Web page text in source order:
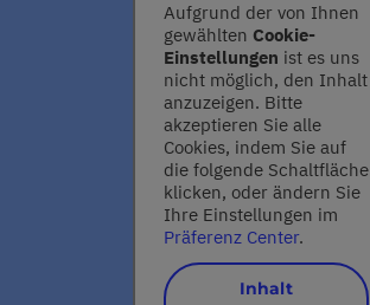
Aufgrund der von Ihnen
gewählten Cookie-
Einstellungen ist es uns
nicht möglich, den Inhalt
anzuzeigen. Bitte
akzeptieren Sie alle
Cookies, indem Sie auf
die folgende Schaltfläche
klicken, oder ändern Sie
Ihre Einstellungen im
Präferenz Center.
Inhalt